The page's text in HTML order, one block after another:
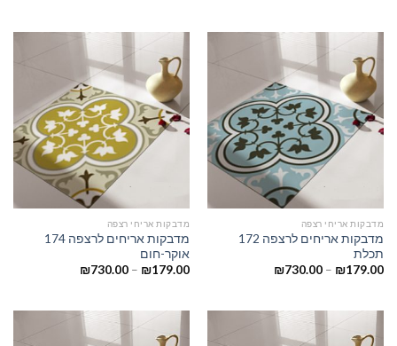
מדבקות אריחי רצפה
מדבקות אריחים לרצפה 172
תכלת
₪179.00
–
₪730.00
מדבקות אריחי רצפה
מדבקות אריחים לרצפה 174
אוקר-חום
₪179.00
–
₪730.00